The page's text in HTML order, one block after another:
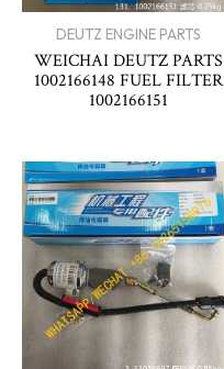
DEUTZ ENGINE PARTS
WEICHAI DEUTZ PARTS
1002166148 FUEL FILTER
1002166151